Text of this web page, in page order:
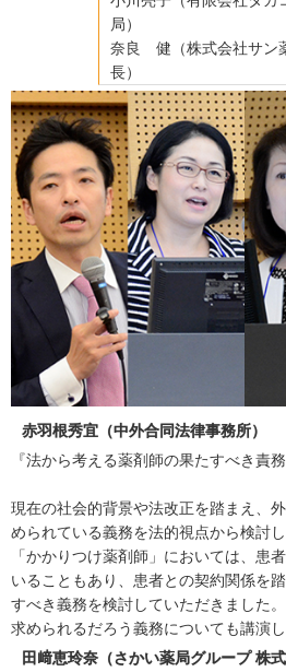
局）
奈良 健（株式会社サン
長）
赤羽根秀宜（中外合同法律事務所）
『法から考える薬剤師の果たすべき責務
現在の社会的背景や法改正を踏まえ、
められている義務を法的視点から検討
「かかりつけ薬剤師」においては、患
いることもあり、患者との契約関係を
すべき義務を検討していただきました
求められるだろう義務についても講演し
田﨑恵玲奈（さかい薬局グループ 株